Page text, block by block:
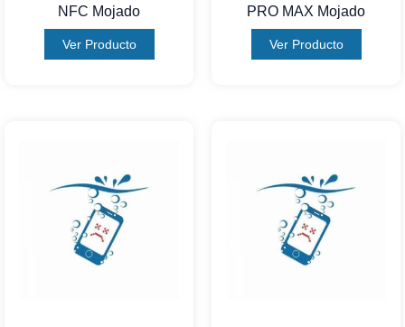
NFC Mojado
Ver Producto
PRO MAX Mojado
Ver Producto